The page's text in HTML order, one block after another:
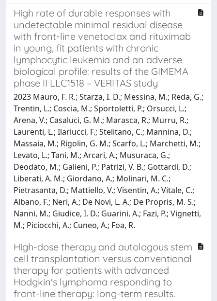
High rate of durable responses with
undetectable minimal residual disease
with front-line venetoclax and rituximab
in young, fit patients with chronic
lymphocytic leukemia and an adverse
biological profile: results of the GIMEMA
phase II LLC1518 – VERITAS study
2023 Mauro, F. R.; Starza, I. D.; Messina, M.; Reda, G.;
Trentin, L.; Coscia, M.; Sportoletti, P.; Orsucci, L.;
Arena, V.; Casaluci, G. M.; Marasca, R.; Murru, R.;
Laurenti, L.; Ilariucci, F.; Stelitano, C.; Mannina, D.;
Massaia, M.; Rigolin, G. M.; Scarfo, L.; Marchetti, M.;
Levato, L.; Tani, M.; Arcari, A.; Musuraca, G.;
Deodato, M.; Galieni, P.; Patrizi, V. B.; Gottardi, D.;
Liberati, A. M.; Giordano, A.; Molinari, M. C.;
Pietrasanta, D.; Mattiello, V.; Visentin, A.; Vitale, C.;
Albano, F.; Neri, A.; De Novi, L. A.; De Propris, M. S.;
Nanni, M.; Giudice, I. D.; Guarini, A.; Fazi, P.; Vignetti,
M.; Piciocchi, A.; Cuneo, A.; Foa, R.
High-dose therapy and autologous stem
cell transplantation versus conventional
therapy for patients with advanced
Hodgkin's lymphoma responding to
front-line therapy: long-term results.